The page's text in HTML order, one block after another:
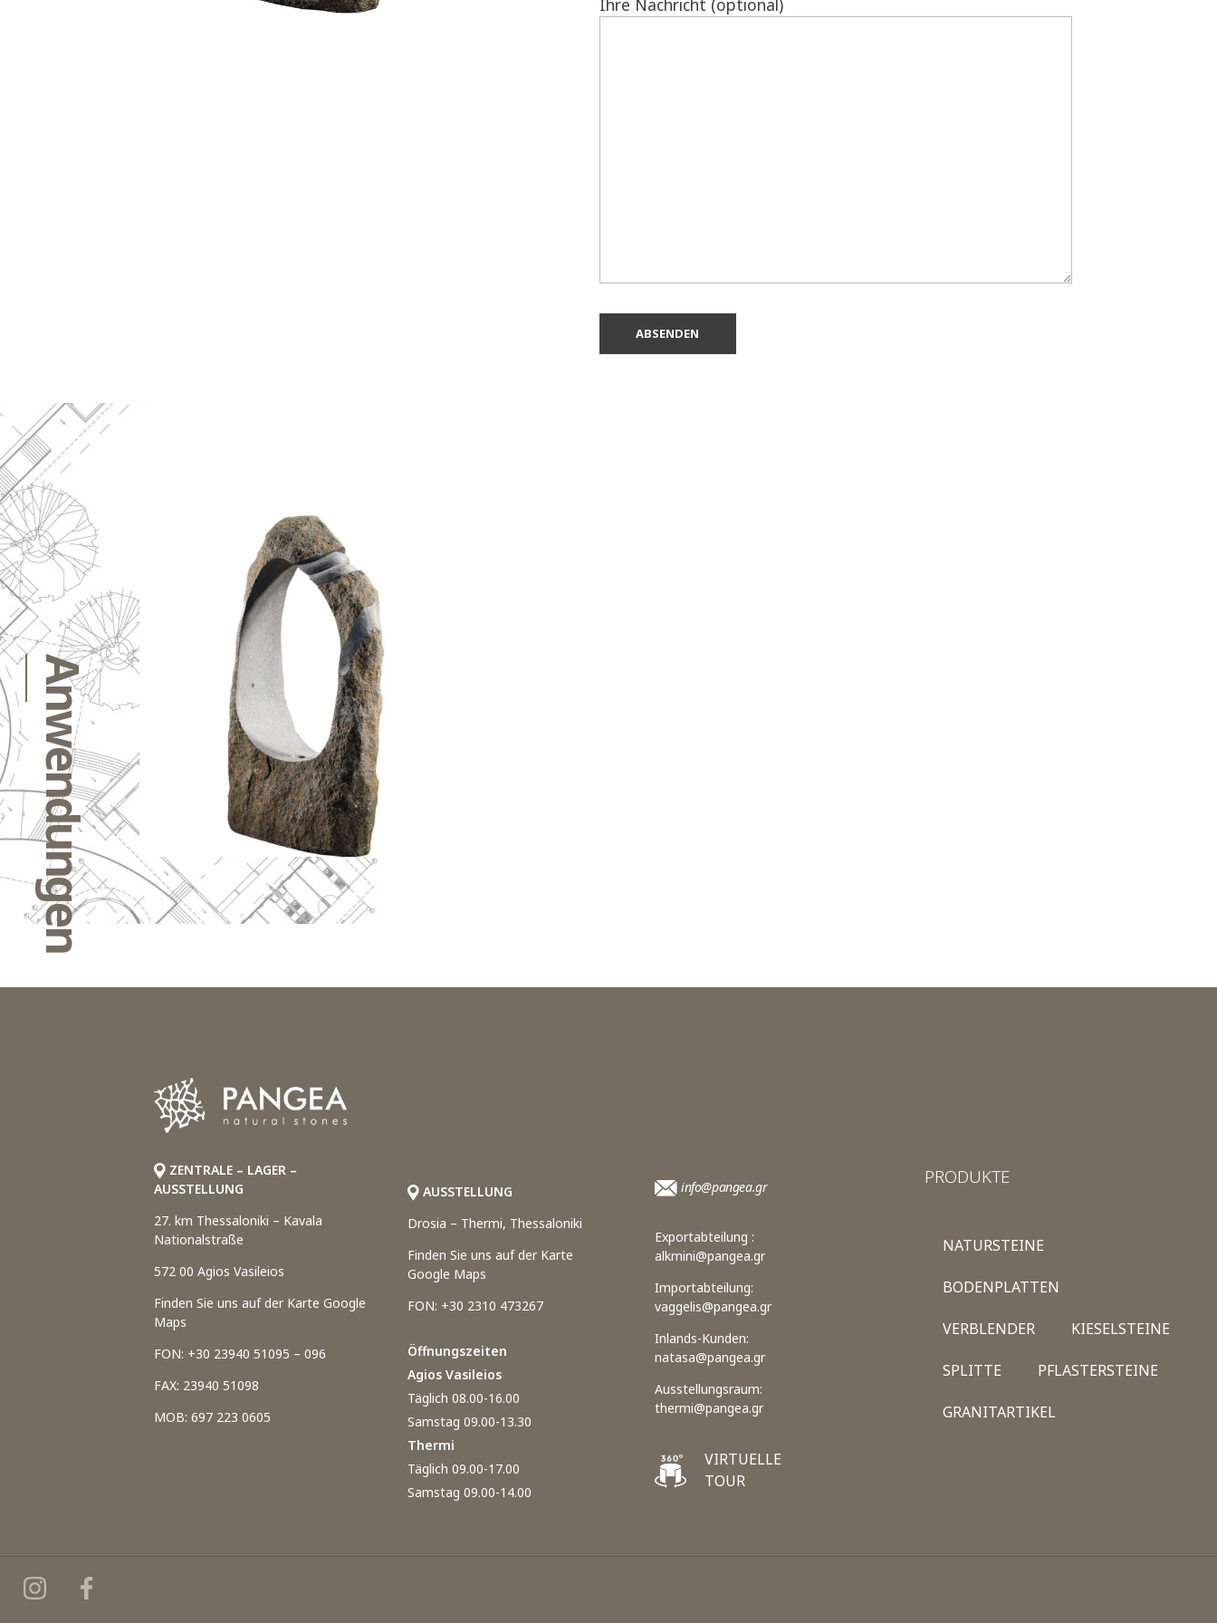
Anwendungen
ZENTRALE – LAGER –
AUSSTELLUNG
27. km Thessaloniki – Kavala
Nationalstraße
572 00 Agios Vasileios
Finden Sie uns auf der Karte Google
Maps
FON: +30 23940 51095 – 096
FAX: 23940 51098
MOB: 697 223 0605
AUSSTELLUNG
Drosia – Thermi, Thessaloniki
Finden Sie uns auf der Karte
Google Maps
FON: +30 2310 473267
Öffnungszeiten
Agios Vasileios
Täglich 08.00-16.00
Samstag 09.00-13.30
Thermi
Täglich 09.00-17.00
Samstag 09.00-14.00
info@pangea.gr
Exportabteilung :
alkmini@pangea.gr
Importabteilung:
vaggelis@pangea.gr
Inlands-Kunden:
natasa@pangea.gr
Ausstellungsraum:
thermi@pangea.gr
VIRTUELLE
TOUR
PRODUKTE
NATURSTEINE
BODENPLATTEN
VERBLENDER KIESELSTEINE
SPLITTE PFLASTERSTEINE
GRANITARTIKEL